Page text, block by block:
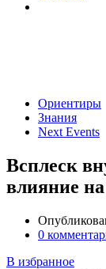
Ориентиры
Знания
Next Events
Всплеск
влияние
0
В избранное